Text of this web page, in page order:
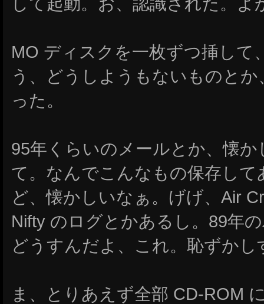
MO ディスクを一枚ずつ挿して
う、どうしようもないものと
った。
95年くらいのメールとか、懐
て。なんでこんなもの保存し
ど、懐かしいなぁ。げげ、Air
Nifty のログとかあるし。89年
どうすんだよ、これ。恥ずかし
ま、とりあえず全部 CD-ROM